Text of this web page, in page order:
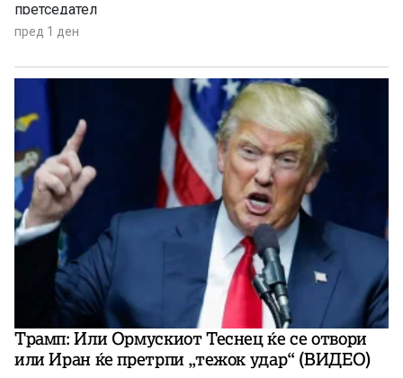
претседател
пред 1 ден
Трамп: Или Ормускиот Теснец ќе се отвори
или Иран ќе претрпи „тежок удар“ (ВИДЕО)